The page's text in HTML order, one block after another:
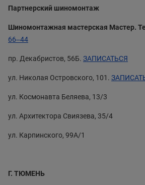
Партнерский шиномонтаж
Шиномонтажная мастерская Мастер.
66‒44
​пр. Декабристов, 56Б. ЗАПИСАТЬСЯ
ул. Николая Островского, 101.
ул. Космонавта Беляева, 13/3
ул. Архитектора Свиязева, 35/4
ул. Карпинского, 99А/1
Г. ТЮМЕНЬ